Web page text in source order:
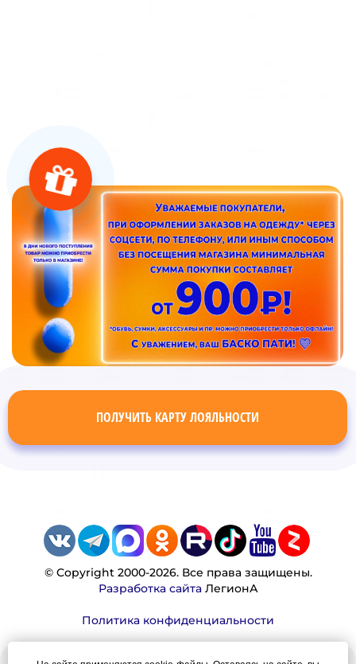
ПОЛУЧИТЬ КАРТУ ЛОЯЛЬНОСТИ
© Copyright 2000-2026. Все права защищены.
Разработка сайтаЛегионА
Политика конфиденциальности